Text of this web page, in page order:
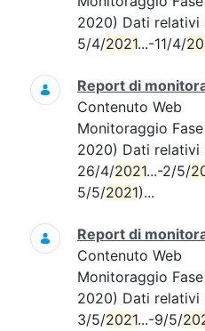
2020) Dati relativi
5/4/2021...-11/4/
Report di
Contenuto Web
Monitoraggio
2020) Dati relativi
26/4/2021...-2/5/
5/5/2021)...
Report di
Contenuto Web
Monitoraggio
2020) Dati relativi
3/5/2021...-9/5/